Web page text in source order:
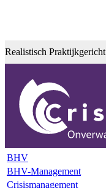
Realistisch Praktijkgericht
BHV
BHV-Management
Crisismanagement